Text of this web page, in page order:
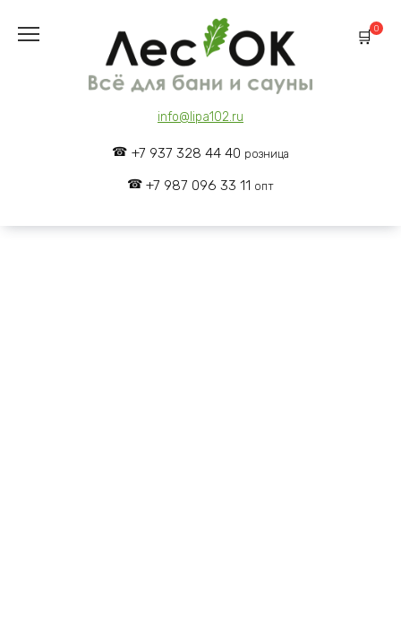
content
info@lipa102.ru
+7 937 328 44 40 розница
+7 987 096 33 11 опт
0